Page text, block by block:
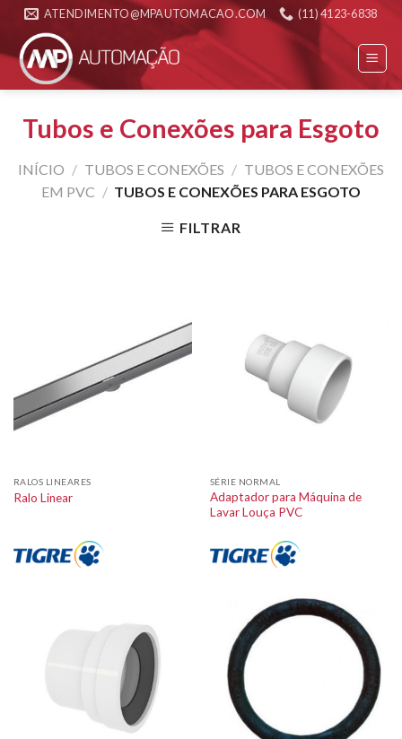
Skip
content
ATENDIMENTO@MPAUTOMACAO.COM (11) 4123-6838
Tubos e Conexões para Esgoto
INÍCIO / TUBOS E CONEXÕES / TUBOS E CONEXÕES
EM PVC / TUBOS E CONEXÕES PARA ESGOTO
FILTRAR
RALOS LINEARES
Ralo Linear
SÉRIE NORMAL
Adaptador para Máquina de
Lavar Louça PVC